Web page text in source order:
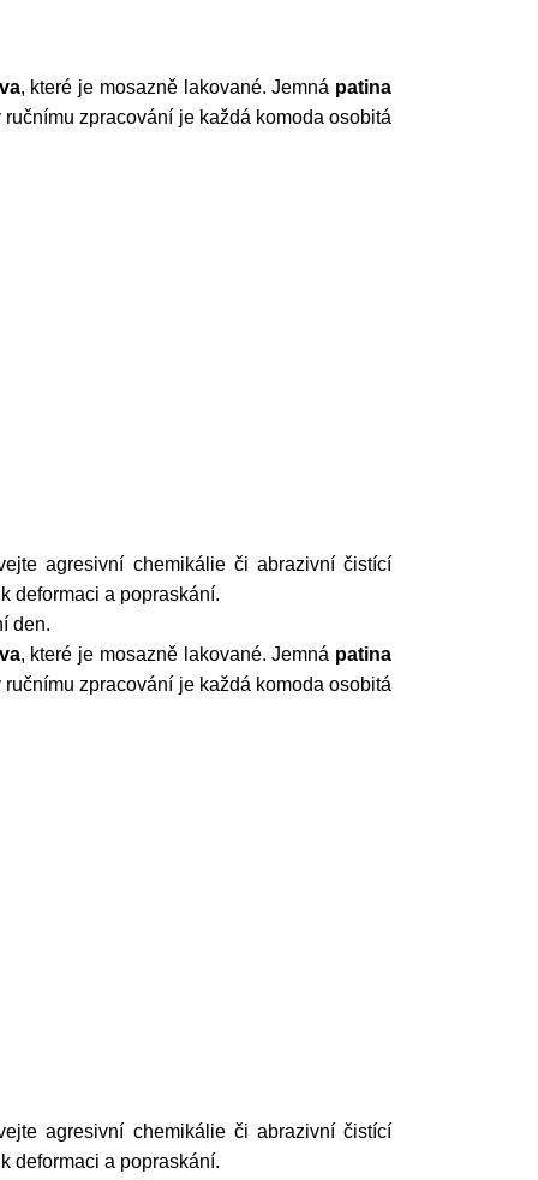
, které je mosazně lakované. Jemná patina
zpracování je každá komoda osobitá
agresivní chemikálie či abrazivní čistící
deformaci a popraskání.
den.
, které je mosazně lakované. Jemná patina
zpracování je každá komoda osobitá
agresivní chemikálie či abrazivní čistící
deformaci a popraskání.